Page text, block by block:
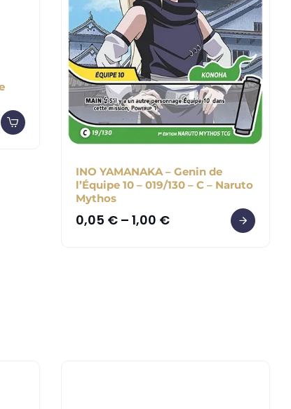
INO YAMANAKA – Genin de
l’Équipe 10 – 019/130 – C – Naruto
Mythos
0,05 €– 1,00 €